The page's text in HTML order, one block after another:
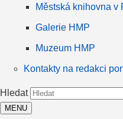
Městská knihovna v
Galerie HMP
Muzeum HMP
Kontakty na redakci
Hledat
MENU